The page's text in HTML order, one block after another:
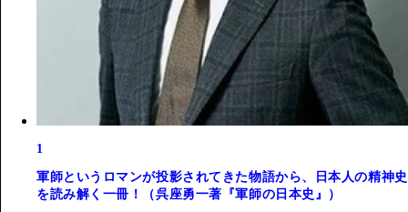
1
軍師というロマンが投影されてきた物語から、日本人の精神史
を読み解く一冊！（呉座勇一著『軍師の日本史』）